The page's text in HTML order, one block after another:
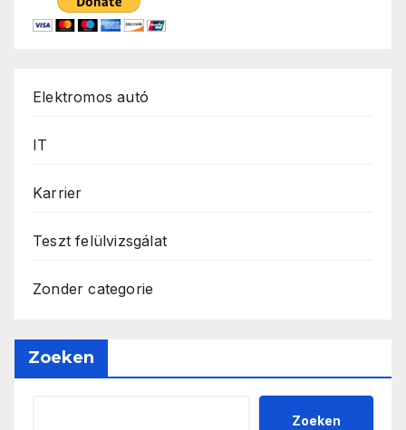
Elektromos autó
IT
Karrier
Teszt felülvizsgálat
Zonder categorie
Zoeken
Zoeken